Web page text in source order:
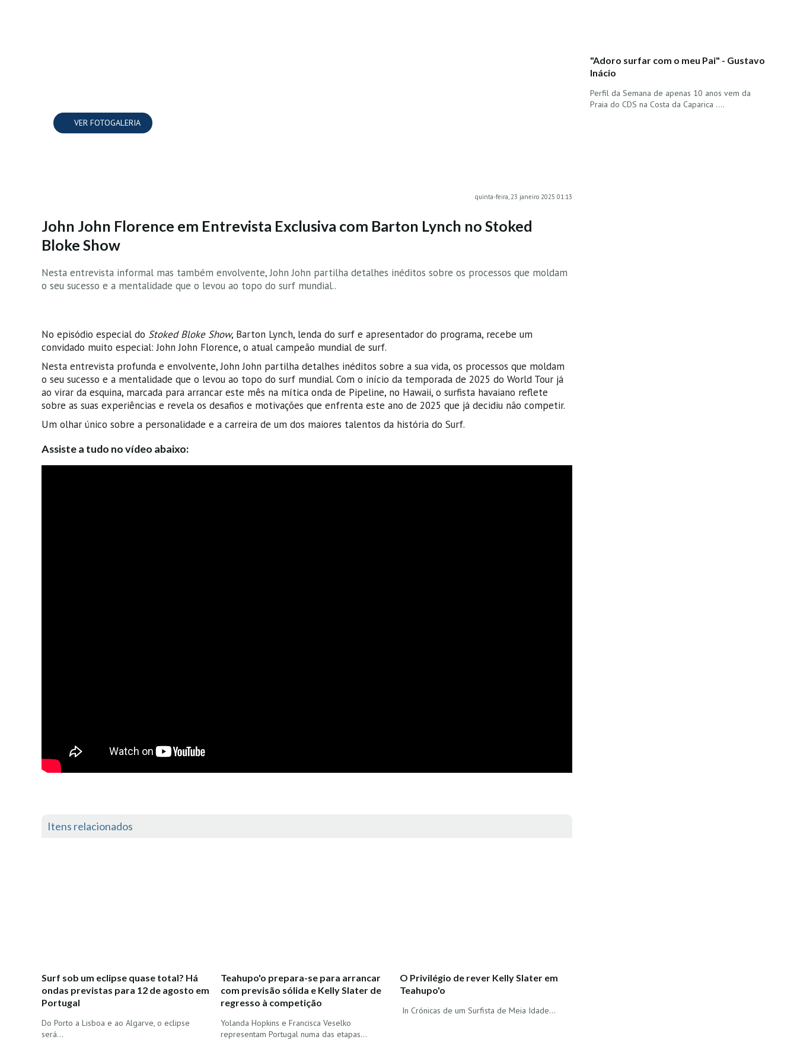
VER FOTOGALERIA
quinta-feira, 23 janeiro 2025 01:13
John John Florence em Entrevista Exclusiva com Barton Lynch no Stoked
Bloke Show
Nesta entrevista informal mas também envolvente, John John partilha detalhes inéditos sobre os processos que moldam
o seu sucesso e a mentalidade que o levou ao topo do surf mundial..
No episódio especial do Stoked Bloke Show, Barton Lynch, lenda do surf e apresentador do programa, recebe um
convidado muito especial: John John Florence, o atual campeão mundial de surf.
Nesta entrevista profunda e envolvente, John John partilha detalhes inéditos sobre a sua vida, os processos que moldam
o seu sucesso e a mentalidade que o levou ao topo do surf mundial. Com o início da temporada de 2025 do World Tour já
ao virar da esquina, marcada para arrancar este mês na mítica onda de Pipeline, no Hawaii, o surfista havaiano reflete
sobre as suas experiências e revela os desafios e motivações que enfrenta este ano de 2025 que já decidiu não competir.
Um olhar único sobre a personalidade e a carreira de um dos maiores talentos da história do Surf.
Assiste a tudo no vídeo abaixo:
Itens relacionados
Surf sob um eclipse quase total? Há
ondas previstas para 12 de agosto em
Portugal
Do Porto a Lisboa e ao Algarve, o eclipse
será…
Teahupo'o prepara-se para arrancar
com previsão sólida e Kelly Slater de
regresso à competição
Yolanda Hopkins e Francisca Veselko
representam Portugal numa das etapas…
O Privilégio de rever Kelly Slater em
Teahupo'o
In Crónicas de um Surfista de Meia Idade...
"Adoro surfar com o meu Pai" - Gustavo
Inácio
Perfil da Semana de apenas 10 anos vem da
Praia do CDS na Costa da Caparica ....